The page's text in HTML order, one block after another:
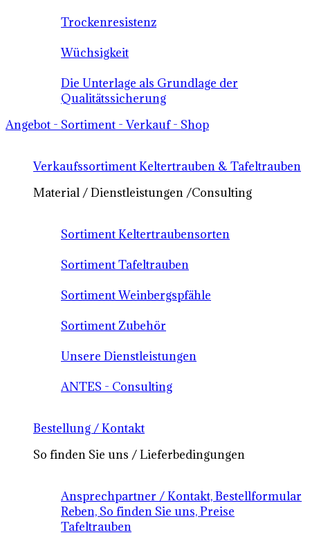
Trockenresistenz
Wüchsigkeit
Die Unterlage als Grundlage der
Qualitätssicherung
Angebot - Sortiment - Verkauf - Shop
Verkaufssortiment Keltertrauben & Tafeltrauben
Material / Dienstleistungen /Consulting
Sortiment Keltertraubensorten
Sortiment Tafeltrauben
Sortiment Weinbergspfähle
Sortiment Zubehör
Unsere Dienstleistungen
ANTES - Consulting
Bestellung / Kontakt
So finden Sie uns / Lieferbedingungen
Ansprechpartner / Kontakt, Bestellformular
Reben, So finden Sie uns, Preise
Tafeltrauben